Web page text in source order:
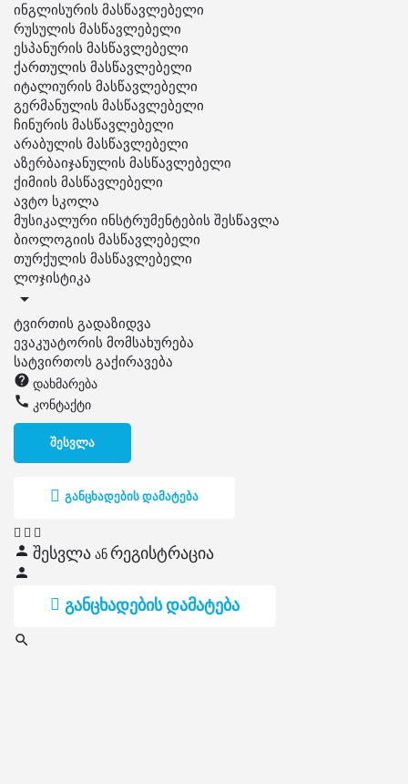
ინგლისურის მასწავლებელი
რუსულის მასწავლებელი
ესპანურის მასწავლებელი
ქართულის მასწავლებელი
იტალიურის მასწავლებელი
გერმანულის მასწავლებელი
ჩინურის მასწავლებელი
არაბულის მასწავლებელი
აზერბაიჯანულის მასწავლებელი
ქიმიის მასწავლებელი
ავტო სკოლა
მუსიკალური ინსტრუმენტების შესწავლა
ბიოლოგიის მასწავლებელი
თურქულის მასწავლებელი
ლოჯისტიკა
ტვირთის გადაზიდვა
ევაკუატორის მომსახურება
სატვირთოს გაქირავება
დახმარება
კონტაქტი
შესვლა
განცხადების დამატება
შესვლა ან რეგისტრაცია
განცხადების დამატება